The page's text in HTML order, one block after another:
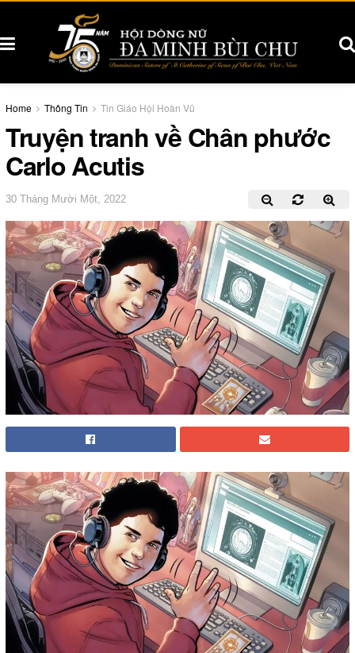
Home Thông Tin Tin Giáo Hội Hoàn Vũ
Truyện tranh về Chân phước
Carlo Acutis
30 Tháng Mười Một, 2022